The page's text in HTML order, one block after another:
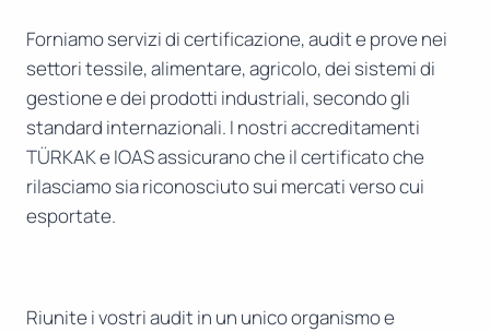
Forniamo servizi di certificazione, audit e prove nei
settori tessile, alimentare, agricolo, dei sistemi di
gestione e dei prodotti industriali, secondo gli
standard internazionali. I nostri accreditamenti
TÜRKAK e IOAS assicurano che il certificato che
rilasciamo sia riconosciuto sui mercati verso cui
esportate.
Riunite i vostri audit in un unico organismo e